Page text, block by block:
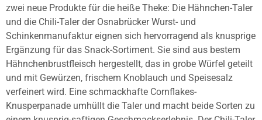
zwei neue Produkte für die heiße Theke: Die Hähnchen-Taler
und die Chili-Taler der Osnabrücker Wurst- und
Schinkenmanufaktur eignen sich hervorragend als knusprige
Ergänzung für das Snack-Sortiment. Sie sind aus bestem
Hähnchenbrustfleisch hergestellt, das in grobe Würfel geteilt
und mit Gewürzen, frischem Knoblauch und Speisesalz
verfeinert wird. Eine schmackhafte Cornflakes-
Knusperpanade umhüllt die Taler und macht beide Sorten zu